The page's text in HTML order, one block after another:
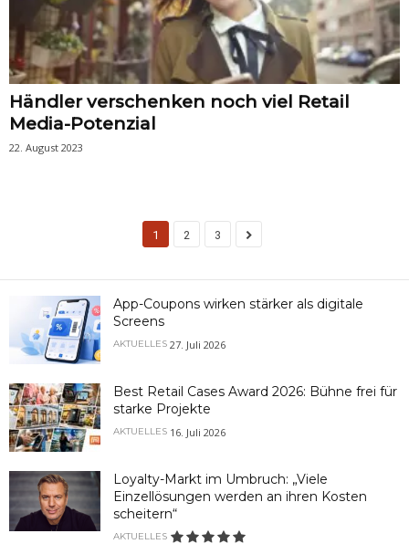
Händler verschenken noch viel Retail
Media-Potenzial
22. August 2023
1 2 3
App-Coupons wirken stärker als digitale
Screens
AKTUELLES 27. Juli 2026
Best Retail Cases Award 2026: Bühne frei für
starke Projekte
AKTUELLES 16. Juli 2026
Loyalty-Markt im Umbruch: „Viele
Einzellösungen werden an ihren Kosten
scheitern“
AKTUELLES